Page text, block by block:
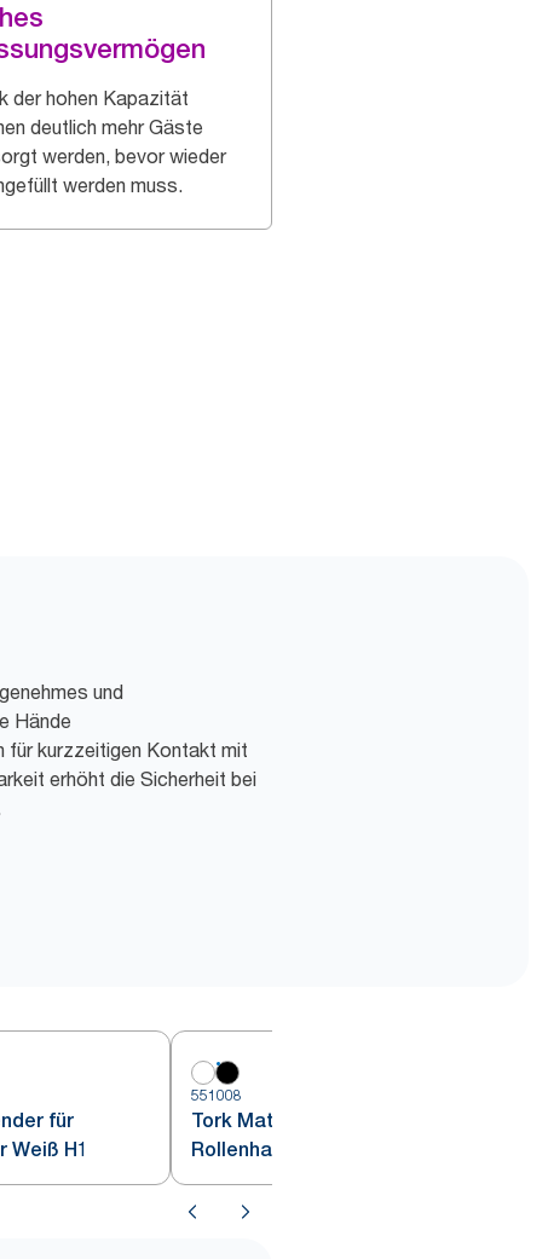
der hohen Kapazität
deutlich mehr Gäste
werden, bevor wieder
werden muss.
und
Hände
für kurzzeitigen Kontakt mit
erhöht die Sicherheit bei
für
Weiß H1
551008
Tork Matic® Spender für
Rollenhandtücher Schwarz H1